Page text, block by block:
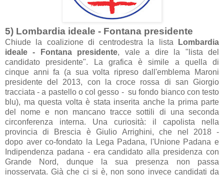
5) Lombardia ideale - Fontana presidente
Chiude la coalizione di centrodestra la lista Lombardia
ideale - Fontana presidente, valea dire la "lista del
candidato presidente". La grafica è simile a quell a di
cinque anni fa (a sua volta ripreso dall'emblema Maroni
presidente del 2013, con l a croce rossa di san Giorgio
tracciata -a pastello o col gesso - su fondo bianco con testo
blu), ma questa volta è stata inserita anche l a prima parte
del nome e non mancano tracce sottili di una seconda
circonferenza interna. Una curiosità: il capolista nell a
provincia di Brescia è GiulioArrighini, che nel 2018 -
dopo aver co-fondato l a Lega Padana, l'Unione Padana e
Indipendenza padana - era candidatoalla presidenza con
Grande Nord, dunque l a sua presenza non passa
inosservata. Già che ci si è, non sono invece candidati da